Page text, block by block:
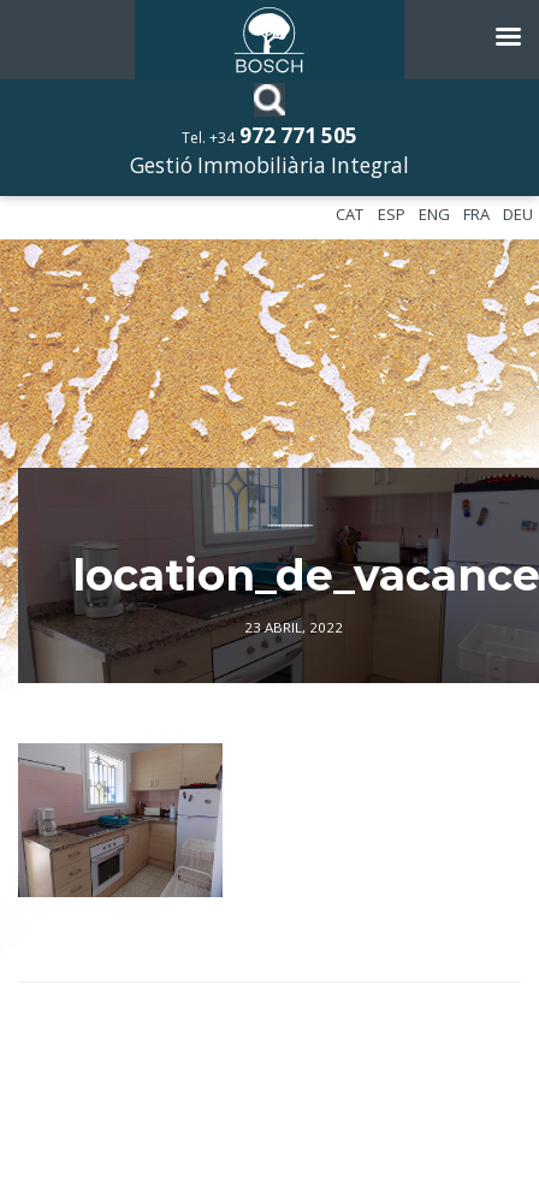
Tel. +34 972 771 505
Gestió Immobiliària Integral
DEU
FRA
ENG
ESP
CAT
––––––––––––
23 ABRIL, 2022